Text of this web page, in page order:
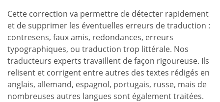
Cette correction va permettre de détecter rapidement
et de supprimer les éventuelles erreurs de traduction :
contresens, faux amis, redondances, erreurs
typographiques, ou traduction trop littérale. Nos
traducteurs experts travaillent de façon rigoureuse. Ils
relisent et corrigent entre autres des textes rédigés en
anglais, allemand, espagnol, portugais, russe, mais de
nombreuses autres langues sont également traitées.